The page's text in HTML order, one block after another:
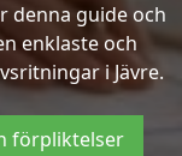
denna guide och
enklaste och
i Jävre.
förpliktelser